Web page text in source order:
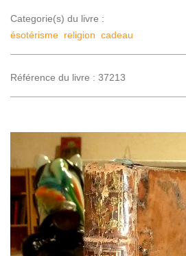
Categorie(s) du livre :
ésotérisme religion cadeau
Référence du livre : 37213